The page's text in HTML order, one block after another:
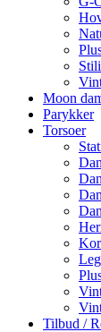
Moon
Parykker
Torsoer
Tilbud /